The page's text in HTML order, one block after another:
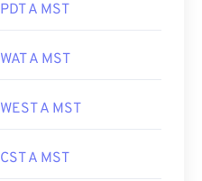
PDT A MST
WAT A MST
WEST A MST
CST A MST